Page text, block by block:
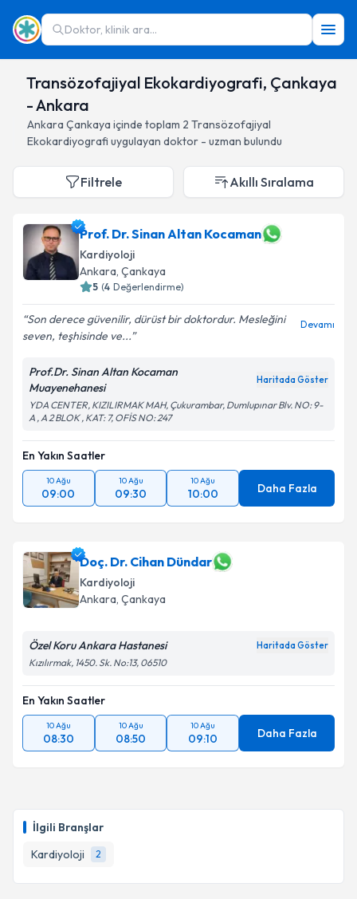
Doktor, klinik ara...
Transözofajiyal Ekokardiyografi, Çankaya
- Ankara
Ankara Çankaya içinde toplam 2 Transözofajiyal
Ekokardiyografi uygulayan doktor - uzman bulundu
İlgili Branşlar
Kardiyoloji
2
Filtrele Akıllı Sıralama
Prof. Dr. Sinan Altan Kocaman
Kardiyoloji
Ankara, Çankaya
5 (4 Değerlendirme)
Son derece güvenilir, dürüst bir doktordur. Mesleğini
seven, teşhisinde ve...
Devamı
Prof.Dr. Sinan Altan Kocaman
Muayenehanesi
Haritada Göster
YDA CENTER, KIZILIRMAK MAH, Çukurambar, Dumlupınar Blv. NO: 9-
A , A 2 BLOK , KAT: 7, OFİS NO: 247
En Yakın Saatler
10 Ağu
09:00
10 Ağu
09:30
10 Ağu
10:00 Daha Fazla
Doç. Dr. Cihan Dündar
Kardiyoloji
Ankara, Çankaya
Özel Koru Ankara Hastanesi Haritada Göster
Kızılırmak, 1450. Sk. No:13, 06510
En Yakın Saatler
10 Ağu
08:30
10 Ağu
08:50
10 Ağu
09:10 Daha Fazla